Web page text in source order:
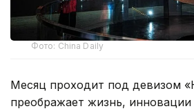
Фото: China Daily
Месяц проходит под девизом
преображает жизнь,